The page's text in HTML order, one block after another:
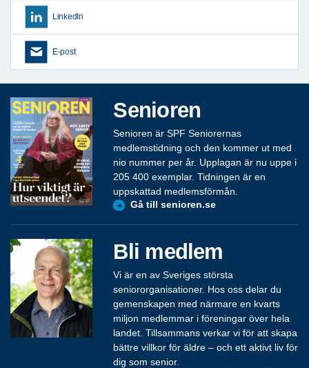
LinkedIn
E-post
Senioren
Senioren är SPF Seniorernas
medlemstidning och den kommer ut med
nio nummer per år. Upplagan är nu uppe i
205 400 exemplar. Tidningen är en
uppskattad medlemsförmån.
Gå till senioren.se
Bli medlem
Vi är en av Sveriges största
seniororganisationer. Hos oss delar du
gemenskapen med närmare en kvarts
miljon medlemmar i föreningar över hela
landet. Tillsammans verkar vi för att skapa
bättre villkor för äldre – och ett aktivt liv för
dig som senior.